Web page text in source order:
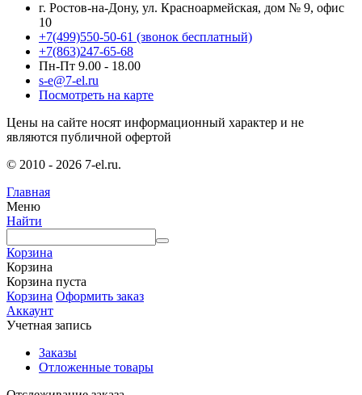
г. Ростов-на-Дону, ул. Красноармейская, дом № 9, офис
10
+7(499)550-50-61 (звонок бесплатный)
+7(863)247-65-68
Пн-Пт 9.00 - 18.00
s-e@7-el.ru
Посмотреть на карте
Цены на сайте носят информационный характер и не
являются публичной офертой
© 2010 - 2026 7-el.ru.
Главная
Меню
Найти
Корзина
Корзина
Корзина пуста
Корзина Оформить заказ
Аккаунт
Учетная запись
Заказы
Отложенные товары